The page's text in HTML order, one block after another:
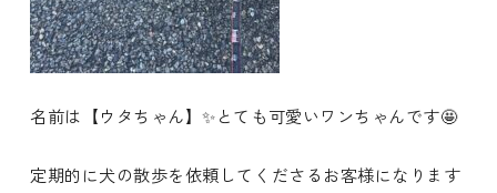
名前は【ウタちゃん】✨とても可愛いワンちゃんです🤩
定期的に犬の散歩を依頼してくださるお客様になります